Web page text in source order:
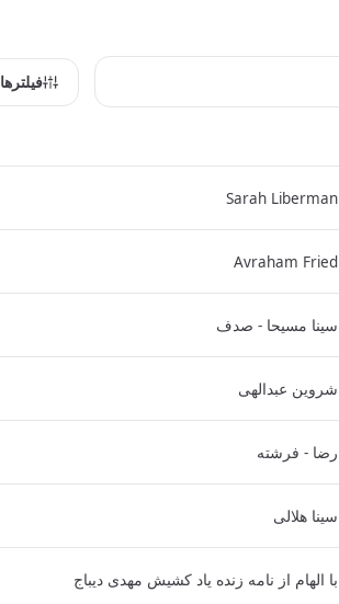
فیلترها
Sarah Liberman
Avraham Fried
سینا مسیحا - صدف
شروین عبدالهی
رضا - فرشته
سینا هلالی
با الهام از نامه زنده یاد کشیش مهدی دیباج